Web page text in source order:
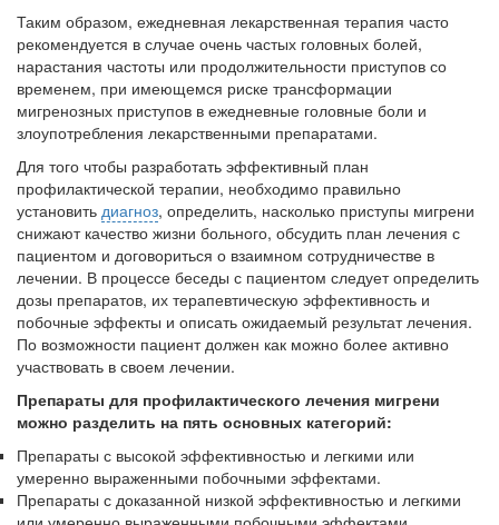
нахождении одного из
родителей в
больничной палате
бесплатно, в течении всего срока лечения...
Таким образом, ежедневная лекарственная терапия часто
рекомендуется в случае очень частых головных болей,
нарастания частоты или продолжительности приступов со
време­нем, при имеющемся риске трансформации
мигренозных приступов в ежедневные голов­ные боли и
злоупотребления лекарственными препаратами.
Для того чтобы разработать эффективный план
профилактической терапии, необходимо правильно
установить диагноз, определить, на­сколько приступы мигрени
снижают качество жизни больного, обсудить план лечения с
па­циентом и договориться о взаимном сотрудни­честве в
лечении. В процессе беседы с пациен­том следует определить
дозы препаратов, их терапевтическую эффективность и
побочные эффекты и описать ожидаемый результат лече­ния.
По возможности пациент должен как мож­но более активно
участвовать в своем лечении.
Препараты для профилактического лечения мигрени
можно разделить на пять основных категорий:
Препараты с высокой эффективностью и легкими или
умеренно выраженными побочными эффектами.
Препараты с доказанной низкой эффек­тивностью и легкими